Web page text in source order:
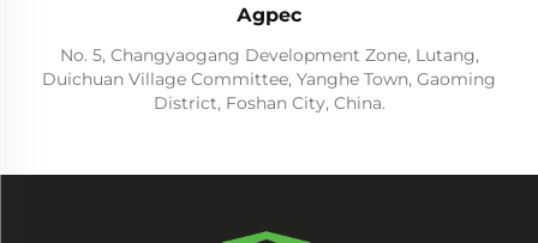
Адрес
No. 5, Changyaogang Development Zone, Lutang,
Duichuan Village Committee, Yanghe Town, Gaoming
District, Foshan City, China.